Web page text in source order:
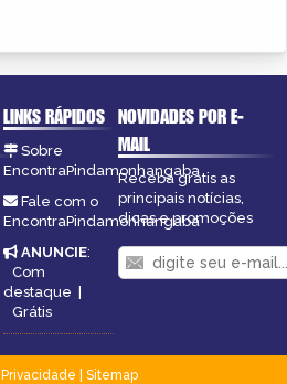
LINKS RÁPIDOS
Sobre
EncontraPindamonhangaba
Fale com o
EncontraPindamonhangaba
ANUNCIE:
Com
destaque |
Grátis
NOVIDADES POR E-
MAIL
Receba grátis as
principais notícias,
dicas e promoções
Privacidade
Sitemap